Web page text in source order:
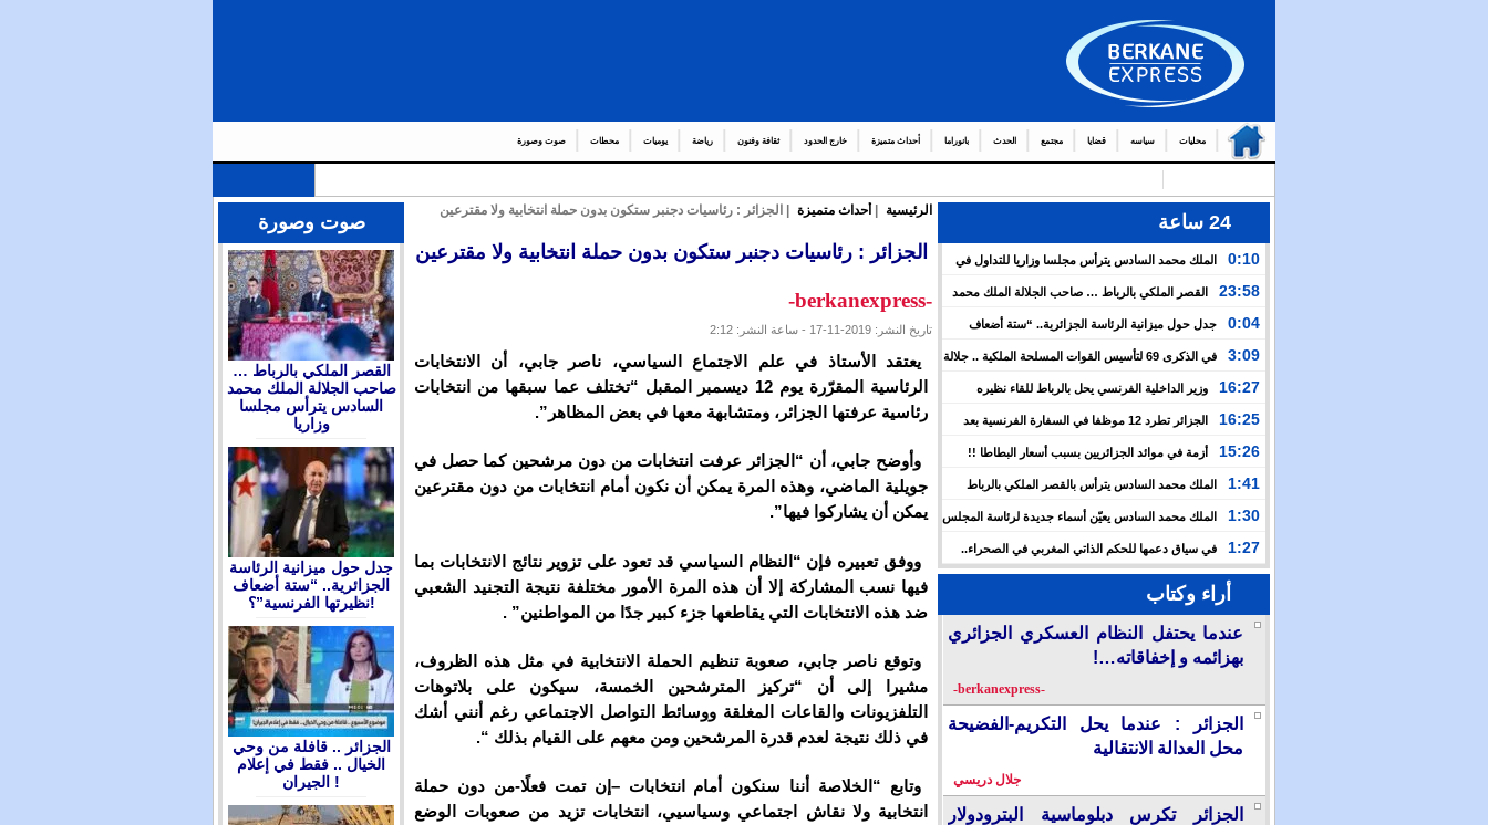
محليات سياسه قضايا مجتمع الحدث بانوراما أحداث متميزة خارج الحدود ثقافة وفنون رياضة يوميات محطات صوت وصورة
عدد من العمال والولاة
24 ساعة
0:10
الملك محمد السادس يترأس مجلسا وزاريا للتداول في
23:58
القصر الملكي بالرباط … صاحب الجلالة الملك محمد
السادس يترأس مجلسا وزاريا
0:04
جدل حول ميزانية الرئاسة الجزائرية.. “ستة أضعاف
نظيرتها الفرنسية”؟!
3:09
في الذكرى 69 لتأسيس القوات المسلحة الملكية .. جلالة
الملك يدعو لمواصلة التعبئة من أجل تعزيز قوة الجيش وينوه بورش
16:27
وزير الداخلية الفرنسي يحل بالرباط للقاء نظيره
المغربي.. ولفتيت يقترح مراجعة مجموعة من الاتفاقيات بين
16:25
الجزائر تطرد 12 موظفا في السفارة الفرنسية بعد
اعتقال مسؤولها القنصلي وباريس تهدد إما التراجع أو الرد بقوة
15:26 أزمة في موائد الجزائريين بسبب أسعار البطاطا !!
1:41
الملك محمد السادس يترأس بالقصر الملكي بالرباط
حفلا دينيا إحياء لليلة القدر
1:30
الملك محمد السادس يعيّن أسماء جديدة لرئاسة المجلس
الأعلى للتكوين والبحث العلمي والمندوبية الوزارية لحقوق الإنسان
1:27
في سياق دعمها للحكم الذاتي المغربي في الصحراء..
إسبانيا تشرع في إدراج “المسيرة الخضراء” ضمن مقرراتها
الدراسيةأراء وكتاب
عندما يحتفل النظام العسكري الجزائري
بهزائمه و إخفاقاته…!
-berkanexpress-
الجزائر : عندما يحل التكريم-الفضيحة
محل العدالة الانتقالية
جلال دريسي
الجزائر تكرس دبلوماسية البترودولار
الرئيسية أحداث متميزة | الجزائر : رئاسيات دجنبر ستكون بدون حملة انتخابية ولا مقترعين
الجزائر : رئاسيات دجنبر ستكون بدون حملة انتخابية ولا مقترعين
-berkanexpress-
تاريخ النشر: 2019-11-17 - ساعة النشر: 2:12
يعتقد الأستاذ في علم الاجتماع السياسي، ناصر جابي، أن الانتخابات
الرئاسية المقرّرة يوم 12 ديسمبر المقبل “تختلف عما سبقها من انتخابات
رئاسية عرفتها الجزائر، ومتشابهة معها في بعض المظاهر”.
وأوضح جابي، أن “الجزائر عرفت انتخابات من دون مرشحين كما حصل في
جويلية الماضي، وهذه المرة يمكن أن نكون أمام انتخابات من دون مقترعين
يمكن أن يشاركوا فيها”.
ووفق تعبيره فإن “النظام السياسي قد تعود على تزوير نتائج الانتخابات بما
فيها نسب المشاركة إلا أن هذه المرة الأمور مختلفة نتيجة التجنيد الشعبي
ضد هذه الانتخابات التي يقاطعها جزء كبير جدًا من المواطنين” .
وتوقع ناصر جابي، صعوبة تنظيم الحملة الانتخابية في مثل هذه الظروف،
مشيرا إلى أن “تركيز المترشحين الخمسة، سيكون على بلاتوهات
التلفزيونات والقاعات المغلقة ووسائط التواصل الاجتماعي رغم أنني أشك
في ذلك نتيجة لعدم قدرة المرشحين ومن معهم على القيام بذلك “.
وتابع “الخلاصة أننا سنكون أمام انتخابات –إن تمت فعلًا-من دون حملة
انتخابية ولا نقاش اجتماعي وسياسيي، انتخابات تزيد من صعوبات الوضع
صوت وصورة
القصر الملكي بالرباط …
صاحب الجلالة الملك محمد
السادس يترأس مجلسا
وزاريا
جدل حول ميزانية الرئاسة
الجزائرية.. “ستة أضعاف
نظيرتها الفرنسية”؟!
الجزائر .. قافلة من وحي
الخيال .. فقط في إعلام
الجيران !